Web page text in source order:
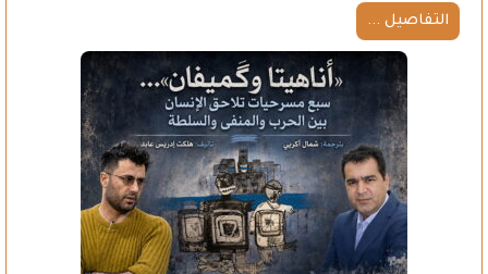
التفاصيل ...